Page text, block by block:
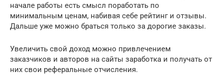
начале работы есть смысл поработать по
минимальным ценам, набивая себе рейтинг и отзывы.
Дальше уже можно браться только за дорогие заказы.
Увеличить свой доход можно привлечением
заказчиков и авторов на сайты заработка и получать от
них свои реферальные отчисления.